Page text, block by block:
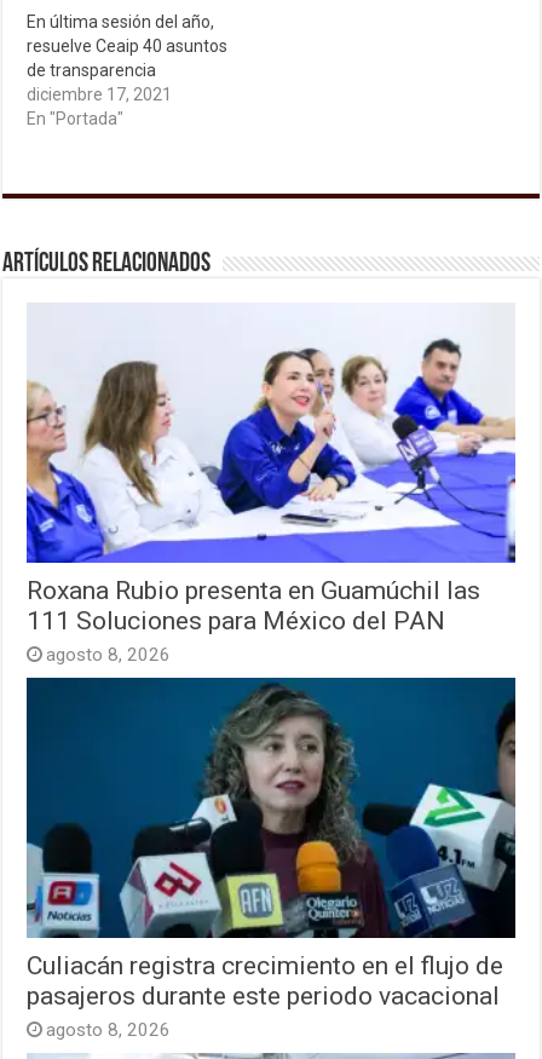
En última sesión del año,
resuelve Ceaip 40 asuntos
de transparencia
diciembre 17, 2021
En "Portada"
Artículos relacionados
Roxana Rubio presenta en Guamúchil las
111 Soluciones para México del PAN
agosto 8, 2026
Culiacán registra crecimiento en el flujo de
pasajeros durante este periodo vacacional
agosto 8, 2026